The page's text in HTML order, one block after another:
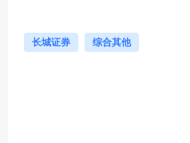
长城证券 综合其他